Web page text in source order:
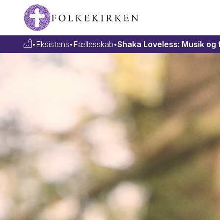
•Eksistens•Fællesskab•Shaka Loveless: Musik